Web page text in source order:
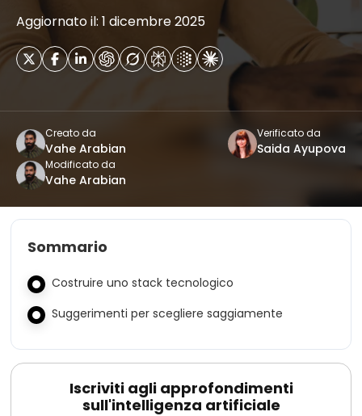
Aggiornato il: 1 dicembre 2025
Creato da
Vahe Arabian
Verificato da
Saida Ayupova
Modificato da
Vahe Arabian
Sommario
Costruire uno stack tecnologico
Suggerimenti per scegliere saggiamente
Iscriviti agli approfondimenti
sull'intelligenza artificiale